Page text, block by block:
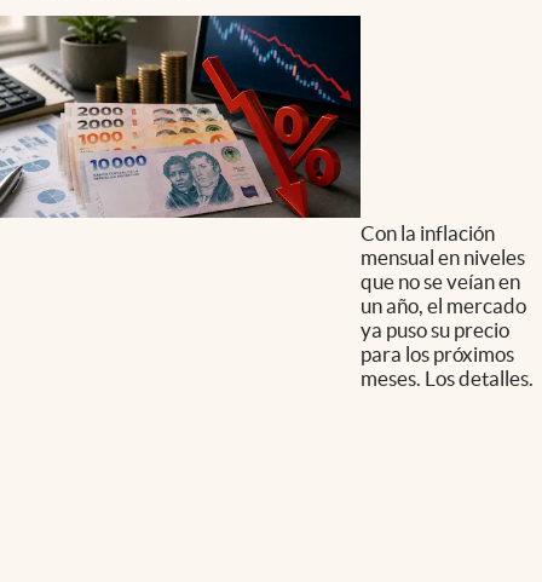
Con la inflación
mensual en niveles
que no se veían en
un año, el mercado
ya puso su precio
para los próximos
meses. Los detalles.